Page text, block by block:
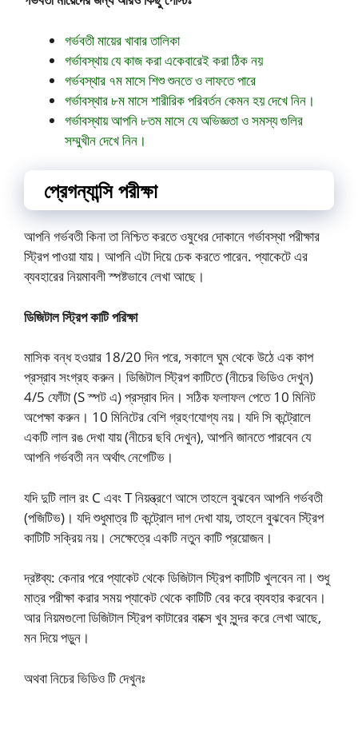
গর্ভবতী মায়ের খাবার তালিকা
গর্ভাবস্থায় যে কাজ করা একেবারেই করা ঠিক নয়
গর্ভবস্থার ৭ম মাসে শিশু শুনতে ও লাফতে পারে
গর্ভাবস্থার ৮ম মাসে শারীরিক পরিবর্তন কেমন হয় দেখে নিন।
গর্ভাবস্থায় আপনি ৮তম মাসে যে অভিজ্ঞতা ও সমস্য গুলির
সম্মুখীন দেখে নিন।
প্রেগন্যান্সি পরীক্ষা
আপনি গর্ভবতী কিনা তা নিশ্চিত করতে ওষুধের দোকানে গর্ভাবস্থা পরীক্ষার
স্ট্রিপ পাওয়া যায়। আপনি এটা দিয়ে চেক করতে পারেন. প্যাকেটে এর
ব্যবহারের নিয়মাবলী স্পষ্টভাবে লেখা আছে।
ডিজিটাল স্ট্রিপ কাটি পরিক্ষা
মাসিক বন্ধ হওয়ার 18/20 দিন পরে, সকালে ঘুম থেকে উঠে এক কাপ
প্রস্রাব সংগ্রহ করুন। ডিজিটাল স্ট্রিপ কাটিতে (নীচের ভিডিও দেখুন)
4/5 ফোঁটা (S স্পট এ) প্রস্রাব দিন। সঠিক ফলাফল পেতে 10 মিনিট
অপেক্ষা করুন। 10 মিনিটের বেশি গ্রহণযোগ্য নয়। যদি সি কন্ট্রোলে
একটি লাল রঙ দেখা যায় (নীচের ছবি দেখুন), আপনি জানতে পারবেন যে
আপনি গর্ভবতী নন অর্থাৎ নেগেটিভ।
যদি দুটি লাল রং C এবং T নিয়ন্ত্রণে আসে তাহলে বুঝবেন আপনি গর্ভবতী
(পজিটিভ)। যদি শুধুমাত্র টি কন্ট্রোল দাগ দেখা যায়, তাহলে বুঝবেন স্ট্রিপ
কাটিটি সক্রিয় নয়। সেক্ষেত্রে একটি নতুন কাটি প্রয়োজন।
দ্রষ্টব্য: কেনার পরে প্যাকেট থেকে ডিজিটাল স্ট্রিপ কাটিটি খুলবেন না। শুধু
মাত্র পরীক্ষা করার সময় প্যাকেট থেকে কাটিটি বের করে ব্যবহার করবেন।
আর নিয়মগুলো ডিজিটাল স্ট্রিপ কাটারের বাক্সে খুব সুন্দর করে লেখা আছে,
মন দিয়ে পড়ুন।
অথবা নিচের ভিডিও টি দেখুনঃ